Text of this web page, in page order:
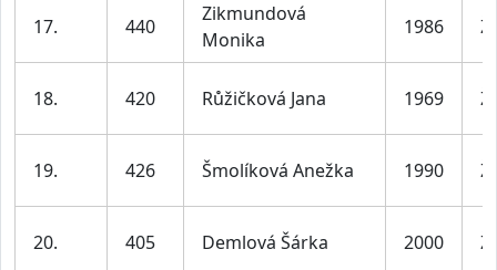
17. 440
Zikmundová
Monika
1986 Ž
18. 420 Růžičková Jana 1969 Ž
19. 426 Šmolíková Anežka 1990 Ž
20. 405 Demlová Šárka 2000 Ž